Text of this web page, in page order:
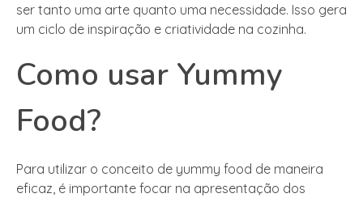
ser tanto uma arte quanto uma necessidade. Isso gera
um ciclo de inspiração e criatividade na cozinha.
Como usar Yummy
Food?
Para utilizar o conceito de yummy food de maneira
eficaz, é importante focar na apresentação dos